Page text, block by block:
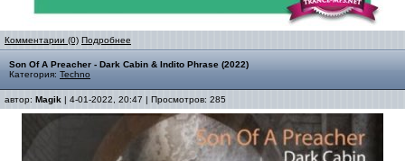
Комментарии (0) Подробнее
Son Of A Preacher - Dark Cabin & Indito Phrase (2022)
Категория: Techno
автор: Magik | 4-01-2022, 20:47 | Просмотров: 285